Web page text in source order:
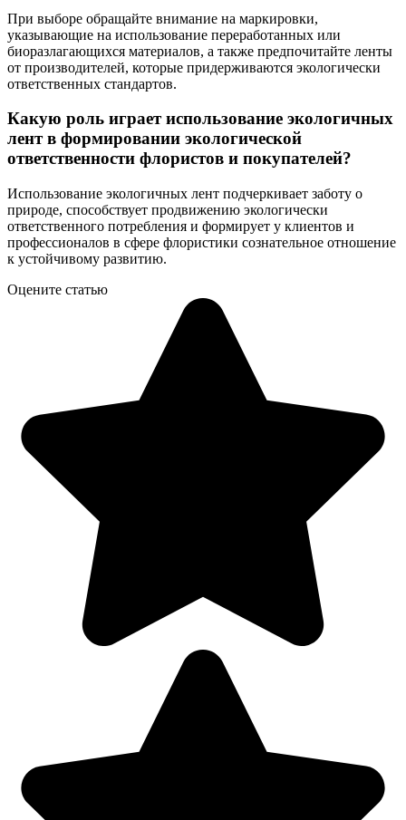
При выборе обращайте внимание на маркировки,
указывающие на использование переработанных или
биоразлагающихся материалов, а также предпочитайте ленты
от производителей, которые придерживаются экологически
ответственных стандартов.
Какую роль играет использование экологичных
лент в формировании экологической
ответственности флористов и покупателей?
Использование экологичных лент подчеркивает заботу о
природе, способствует продвижению экологически
ответственного потребления и формирует у клиентов и
профессионалов в сфере флористики сознательное отношение
к устойчивому развитию.
Оцените статью